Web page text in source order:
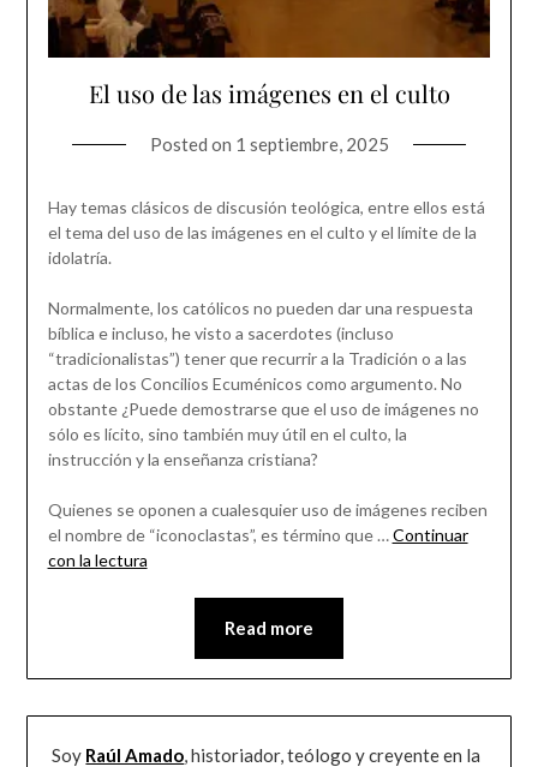
El uso de las imágenes en el culto
Posted on 1 septiembre, 2025
Hay temas clásicos de discusión teológica, entre ellos está
el tema del uso de las imágenes en el culto y el límite de la
idolatría.
Normalmente, los católicos no pueden dar una respuesta
bíblica e incluso, he visto a sacerdotes (incluso
“tradicionalistas”) tener que recurrir a la Tradición o a las
actas de los Concilios Ecuménicos como argumento. No
obstante ¿Puede demostrarse que el uso de imágenes no
sólo es lícito, sino también muy útil en el culto, la
instrucción y la enseñanza cristiana?
Quienes se oponen a cualesquier uso de imágenes reciben
el nombre de “iconoclastas”, es término que …Continuar
con la lectura
Read more
Soy Raúl Amado, historiador, teólogo y creyente en la